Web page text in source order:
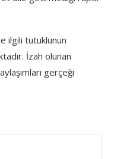
ilgili tutuklunun
İzah olunan
gerçeği